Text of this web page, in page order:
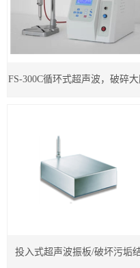
双频超声波处理器
工业型超声波振动棒
手持式超声波处理器
超声波管道在线循环式污
工业型超声波清洗器
超声波振动筛
FS-300C循环式超声波，破碎大
破碎），污水处理，降解有机污
重金属废水处理可非标定制
投入式超声波振板/破坏污垢